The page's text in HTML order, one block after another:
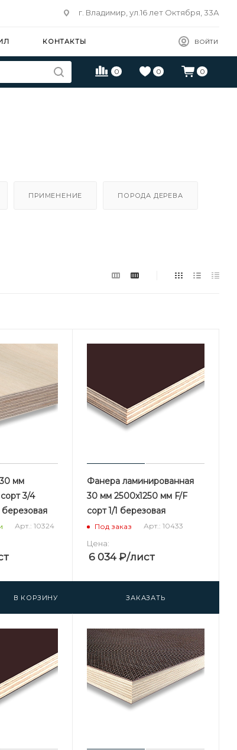
г. Владимир, ул.16 лет Октября, 33А
ВОЙТИ
КОНТАКТЫ
0 0 0
ПРИМЕНЕНИЕ ПОРОДА ДЕРЕВА
мм
3/4
Арт.: 10324
В КОРЗИНУ
Фанера ламинированная
30 мм 2500х1250 мм F/F
сорт 1/1 березовая
Под заказ Арт.: 10433
Цена:
6 034₽/лист
ЗАКАЗАТЬ